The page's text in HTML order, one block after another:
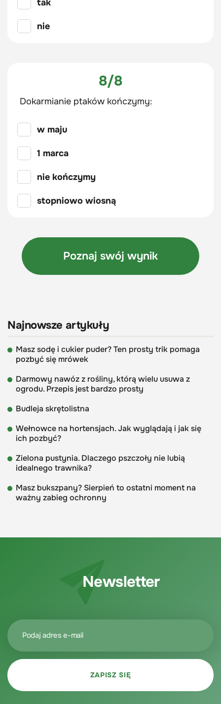
tak
nie
8/8
Dokarmianie ptaków kończymy:
w maju
1 marca
nie kończymy
stopniowo wiosną
Najnowsze artykuły
Masz sodę i cukier puder? Ten prosty trik pomaga
pozbyć się mrówek
Darmowy nawóz z rośliny, którą wielu usuwa z
ogrodu. Przepis jest bardzo prosty
Budleja skrętolistna
Wełnowce na hortensjach. Jak wyglądają i jak się
ich pozbyć?
Zielona pustynia. Dlaczego pszczoły nie lubią
idealnego trawnika?
Masz bukszpany? Sierpień to ostatni moment na
ważny zabieg ochronny
Newsletter